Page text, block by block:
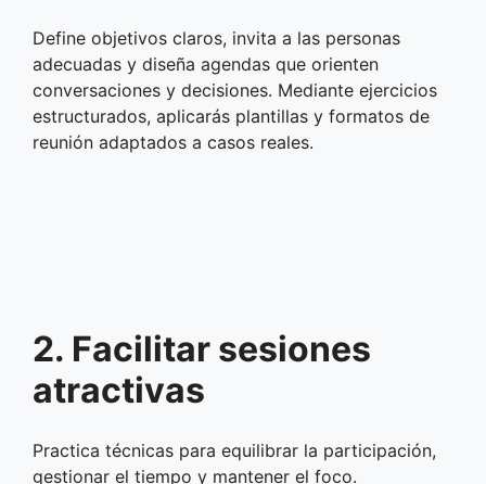
Define objetivos claros, invita a las personas
adecuadas y diseña agendas que orienten
conversaciones y decisiones. Mediante ejercicios
estructurados, aplicarás plantillas y formatos de
reunión adaptados a casos reales.
2. Facilitar sesiones
atractivas
Practica técnicas para equilibrar la participación,
gestionar el tiempo y mantener el foco.